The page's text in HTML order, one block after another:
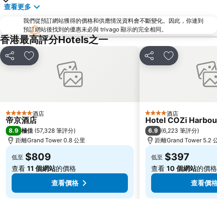
羅湖
North Point Metro Station
中環
Cheung Chau
羅湖口岸
Sheung Wan Metro Station
Tsing Yi Metro Station
寶安區
深圳寶安國際機場
深圳站
深圳野生動物園
大梅沙海濱公園
Lamma Island
Tin Hau Metro Station
九龍塘
查看更多
我們從預訂網站獲得的價格和供應情況資料會不斷變化。因此，你連到
預訂網站後找到的優惠未必與 trivago 顯示的完全相同。
香港最高評分Hotels之一
分享 放到收藏夾
5 星級 酒店
帝京酒店
8.9 極佳 (57,328 筆評分)
距離Grand Tower 0.8 公里
低至 $809
查看 11 個網站的價格
查看價格
分享 放到收藏夾
4 星級 酒店
Hotel COZi
6.9 (6,223 筆評分)
距離Grand Tower 5.2
低至 $397
查看 10 個網站的價格
查看價